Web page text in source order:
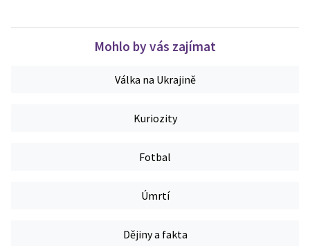
Mohlo by vás zajímat
Válka na Ukrajině
Kuriozity
Fotbal
Úmrtí
Dějiny a fakta